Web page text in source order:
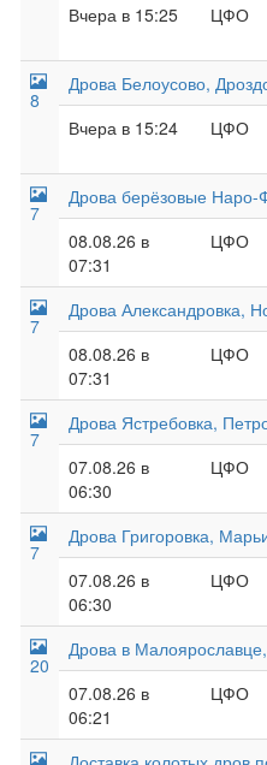
Вчера в 15:25
ЦФО
8
Дрова Белоусово,
Вчера в 15:24
ЦФО
7
Дрова берёзовые Наро-
08.08.26 в
07:31
ЦФО
7
Дрова Александровка,
08.08.26 в
07:31
ЦФО
7
Дрова Ястребовка,
07.08.26 в
06:30
ЦФО
7
Дрова Григоровка,
07.08.26 в
06:30
ЦФО
20
Дрова в
07.08.26 в
06:21
ЦФО